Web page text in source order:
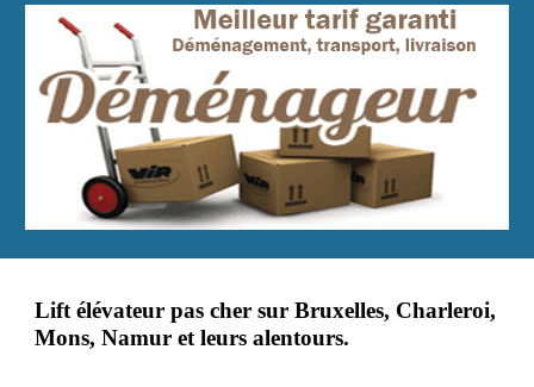
Lift élévateur pas cher sur Bruxelles, Charleroi,
Mons, Namur et leurs alentours.